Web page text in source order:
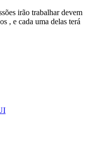
irão trabalhar devem
, e cada uma delas terá